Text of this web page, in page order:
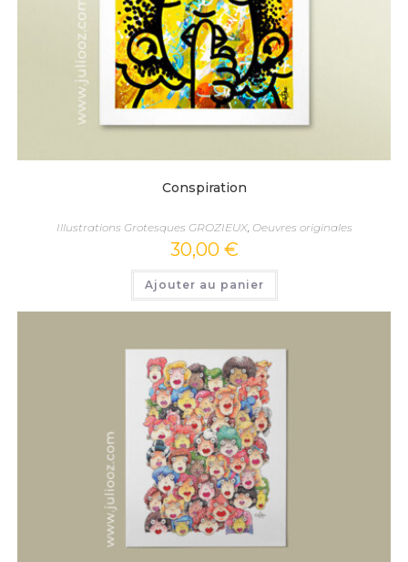
Conspiration
Illustrations Grotesques GROZIEUX, Oeuvres originales
30,00 €
Ajouter au panier